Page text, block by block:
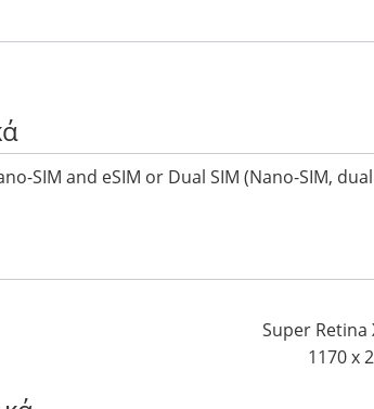
SIM and eSIM or Dual SIM (Nano-SIM,
Super Retina
1170 x